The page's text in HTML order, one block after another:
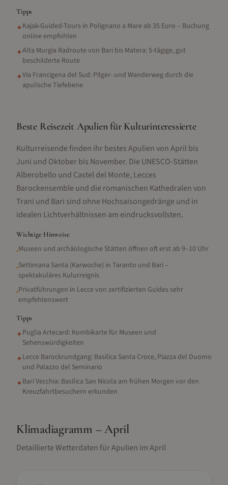
Tipps
✦Kajak-Guided-Tours in Polignano a Mare ab 35 Euro – Buchung
online empfohlen
✦Alta Murgia Radroute von Bari bis Matera: 5-tägige, gut
beschilderte Route
✦Via Francigena del Sud: Pilger- und Wanderweg durch die
apulische Tiefebene
Beste Reisezeit Apulien für Kulturinteressierte
Kulturreisende finden ihr bestes Apulien von April bis
Juni und Oktober bis November. Die UNESCO-Stätten
Alberobello und Castel del Monte, Lecces
Barockensemble und die romanischen Kathedralen von
Trani und Bari sind ohne Hochsaisongedränge und in
idealen Lichtverhältnissen am eindrucksvollsten.
Wichtige Hinweise
•Museen und archäologische Stätten öffnen oft erst ab 9–10 Uhr
•Settimana Santa (Karwoche) in Taranto und Bari –
spektakuläres Kulurreignis
•Privatführungen in Lecce von zertifizierten Guides sehr
empfehlenswert
Tipps
✦Puglia Artecard: Kombikarte für Museen und
Sehenswürdigkeiten
✦Lecce Barockrundgang: Basilica Santa Croce, Piazza del Duomo
und Palazzo del Seminario
✦Bari Vecchia: Basilica San Nicola am frühen Morgen vor den
Kreuzfahrtbesuchern erkunden
Klimadiagramm –April
Detaillierte Wetterdaten fürApulien imApril